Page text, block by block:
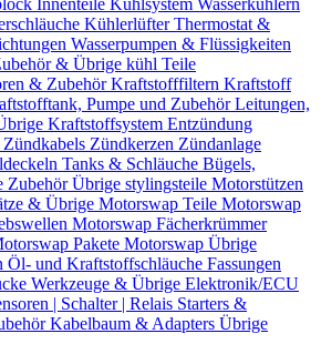
Innenteile Kühlsystem Wasserkühlern
KühlerlüfterThermostat &
Wasserpumpen & Flüssigkeiten
& Übrige kühl Teile
& ZubehörKraftstofffiltern Kraftstoff
Pumpe und ZubehörLeitungen,
Kraftstoffsystem Entzündung
Zündkabels Zündkerzen Zündanlage
Tanks & Schläuche Bügels,
ZubehörÜbrige stylingsteile Motorstützen
& Übrige Motorswap Teile Motorswap
Motorswap Fächerkrümmer
Pakete Motorswap Übrige
Öl- und Kraftstoffschläuche Fassungen
Werkzeuge & Übrige Elektronik/ECU
| Schalter | Relais Starters &
Kabelbaum & Adapters Übrige